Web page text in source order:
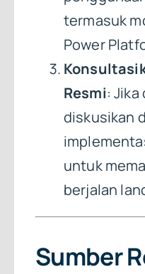
termasuk
Power
Resmi:
diskusikan
untuk
berjalan
Sumber